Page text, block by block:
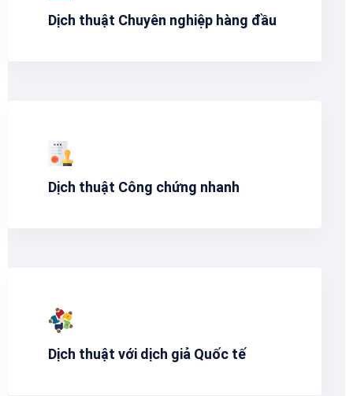
Dịch thuật Chuyên nghiệp hàng đầu
Dịch thuật Công chứng nhanh
Dịch thuật với dịch giả Quốc tế